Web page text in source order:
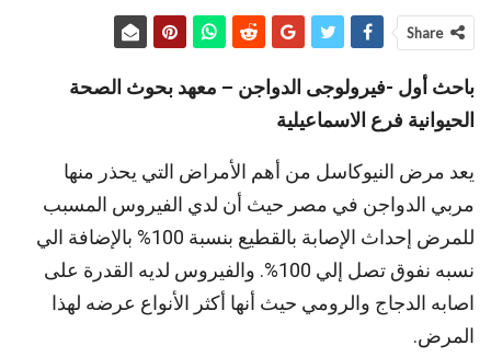
Share
باحث أول -فيرولوجى الدواجن – معهد بحوث الصحة
الحيوانية فرع الاسماعيلية
يعد مرض النيوكاسل من أهم الأمراض التي يحذر منها
مربي الدواجن في مصر حيث أن لدي الفيروس المسبب
للمرض إحداث الإصابة بالقطيع بنسبة 100% بالإضافة الي
نسبه نفوق تصل إلي 100%. والفيروس لديه القدرة على
اصابه الدجاج والرومي حيث أنها أكثر الأنواع عرضه لهذا
المرض.